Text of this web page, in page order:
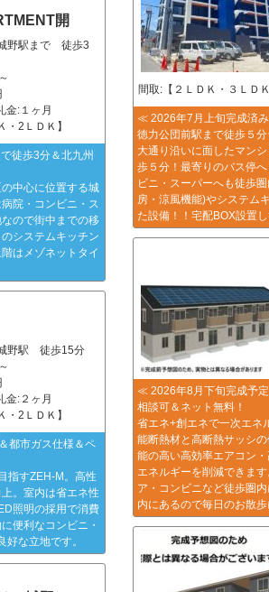
間取:【２ＬＤＫ・３ＬＤＫ
≪ 2026年7月上旬完成済
徳力公団前駅まで徒歩５
大通り沿いに面したマン
歩５分！最寄りのバス停
ビニ・スーパーへも徒歩
房・涼風機能)やシステム
た設備！！宅配BOX設置
開
野駅まで 徒歩3
金:１ヶ月
・2ＬＤＫ】
徒歩3分＆北九州
中心に位置する城
院・コンビニ・ス
ので街中までの移
システムキッチン
はメゾネットタイ
≪ 2026年8月下旬完成予
相談可＆ネット無料！
省エネ+創エネで一次エネ
能断熱材と高断熱サッシ
能の高い高効率エアコン
エネルギーを削減できま
ア・コンビニなど徒歩圏
内にあるので毎日のお散
野駅 徒歩15分
金:２ヶ月
・2ＬＤＫ】
都市ガス仕様＆ペ
指すZEH-M。高性
。室内は省エネ性
照明の採用で消費
便利なコンビニ・
な立地です。